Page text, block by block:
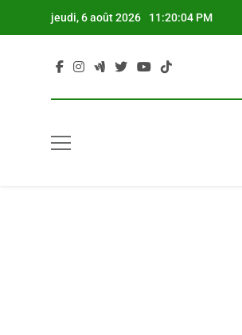
jeudi, 6 août 2026 11:20:05 PM